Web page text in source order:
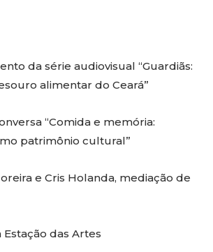
da série audiovisual “Guardiãs:
alimentar do Ceará”
“Comida e memória:
patrimônio cultural”
e Cris Holanda, mediação de
Estação das Artes